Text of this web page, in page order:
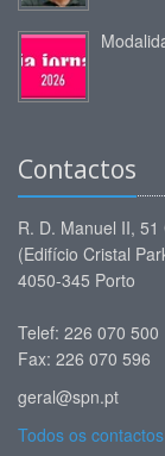
Contactos
R. D. Manuel II, 51
(Edifício Cristal
4050-345 Porto
Telef: 226 070 500
Fax: 226 070 596
geral@spn.pt
Todos os